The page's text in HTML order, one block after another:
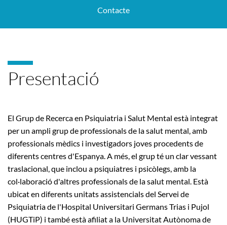
Contacte
Presentació
El Grup de Recerca en Psiquiatria i Salut Mental està integrat
per un ampli grup de professionals de la salut mental, amb
professionals mèdics i investigadors joves procedents de
diferents centres d'Espanya. A més, el grup té un clar vessant
traslacional, que inclou a psiquiatres i psicòlegs, amb la
col·laboració d'altres professionals de la salut mental. Està
ubicat en diferents unitats assistencials del Servei de
Psiquiatria de l'Hospital Universitari Germans Trias i Pujol
(HUGTiP) i també està afiliat a la Universitat Autònoma de